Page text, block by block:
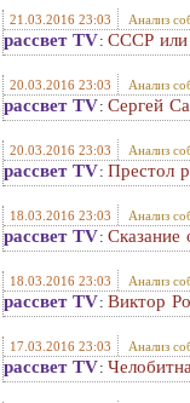
21.03.2016 23:03 Анализ
рассвет TV: СССР или
20.03.2016 23:03 Анализ
рассвет TV: Сергей
20.03.2016 23:03 Анализ
рассвет TV: Престол
18.03.2016 23:03 Анализ
рассвет TV: Сказание
18.03.2016 23:03 Анализ
рассвет TV: Виктор
17.03.2016 23:03 Анализ
рассвет TV: